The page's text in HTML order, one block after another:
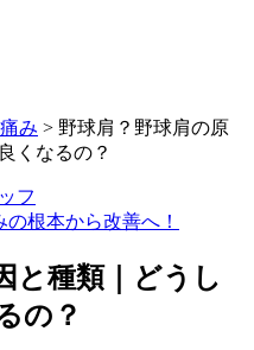
み > 野球肩？野球肩の原
くなるの？
と種類｜どうし
の？